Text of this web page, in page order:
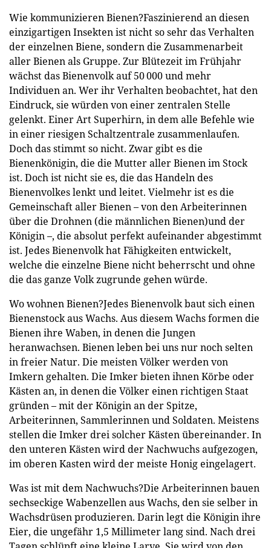
Wie kommunizieren Bienen?Faszinierend an diesen
einzigartigen Insekten ist nicht so sehr das Verhalten
der einzelnen Biene, sondern die Zusammenarbeit
aller Bienen als Gruppe. Zur Blütezeit im Frühjahr
wächst das Bienenvolk auf 50 000 und mehr
Individuen an. Wer ihr Verhalten beobachtet, hat den
Eindruck, sie würden von einer zentralen Stelle
gelenkt. Einer Art Superhirn, in dem alle Befehle wie
in einer riesigen Schaltzentrale zusammenlaufen.
Doch das stimmt so nicht. Zwar gibt es die
Bienenkönigin, die die Mutter aller Bienen im Stock
ist. Doch ist nicht sie es, die das Handeln des
Bienenvolkes lenkt und leitet. Vielmehr ist es die
Gemeinschaft aller Bienen – von den Arbeiterinnen
über die Drohnen (die männlichen Bienen)und der
Königin –, die absolut perfekt aufeinander abgestimmt
ist. Jedes Bienenvolk hat Fähigkeiten entwickelt,
welche die einzelne Biene nicht beherrscht und ohne
die das ganze Volk zugrunde gehen würde.
Wo wohnen Bienen?Jedes Bienenvolk baut sich einen
Bienenstock aus Wachs. Aus diesem Wachs formen die
Bienen ihre Waben, in denen die Jungen
heranwachsen. Bienen leben bei uns nur noch selten
in freier Natur. Die meisten Völker werden von
Imkern gehalten. Die Imker bieten ihnen Körbe oder
Kästen an, in denen die Völker einen richtigen Staat
gründen – mit der Königin an der Spitze,
Arbeiterinnen, Sammlerinnen und Soldaten. Meistens
stellen die Imker drei solcher Kästen übereinander. In
den unteren Kästen wird der Nachwuchs aufgezogen,
im oberen Kasten wird der meiste Honig eingelagert.
Was ist mit dem Nachwuchs?Die Arbeiterinnen bauen
sechseckige Wabenzellen aus Wachs, den sie selber in
Wachsdrüsen produzieren. Darin legt die Königin ihre
Eier, die ungefähr 1,5 Millimeter lang sind. Nach drei